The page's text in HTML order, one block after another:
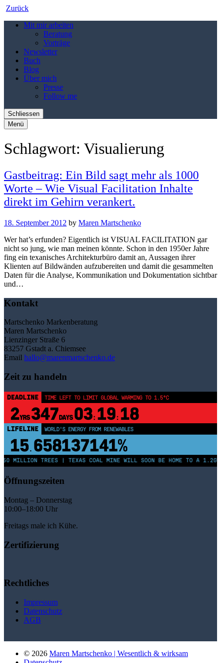
Zurück
Mit mir arbeiten
Beratung
Vorträge
Newsletter
Buch
Blog
Über mich
Presse
Follow me
Schliessen
Menü
Schlagwort: Visualierung
Gastbeitrag: Ein Bild sagt mehr als 1000
Worte – Wie Visual Facilitation Inhalte
direkt im Gehirn verankert.
18. September 2012 by Maren Martschenko
Wer hat’s erfunden? Eigentlich ist VISUAL FACILITATION gar
nicht so jung, wie man meinen könnte. Schon in den 1950er Jahre
fing ein texanisches Architekturbüro damit an, Aussagen ihrer
Klienten auf Bildwänden aufzubereiten und damit die gesammelten
Daten für die Analyse, Kommunikation und Dokumentation sichtbar
und…
Kontakt
Martschenko Markenberatung
Maren Martschenko
Lienzinger Straße 6
83257 Gstadt a. Chiemsee
Email hallo@marenmartschenko.de
Zeit zu handeln
DEADLINE TIME LEFT TO LIMIT GLOBAL WARMING TO 1.5°C
2YRS347DAYS 03: 19: 18
LIFELINE WORLD'S ENERGY FROM RENEWABLES
15. 658137147%
MILLION TREES | TEXAS COAL MINE WILL SOON BE HOME TO A
Öffnungszeiten
Montag – Donnerstag
10:00–18:00 Uhr
Freitags male ich Kühe.
Zertifizierung
Rechtliches
Impressum
Datenschutz
AGB
© 2026 Maren Martschenko | Wesentlich & wirksam